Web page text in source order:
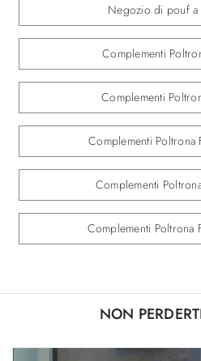
Negozio di pouf a
Complementi
Complementi
Complementi Poltrona
Complementi
Complementi Poltrona
NON